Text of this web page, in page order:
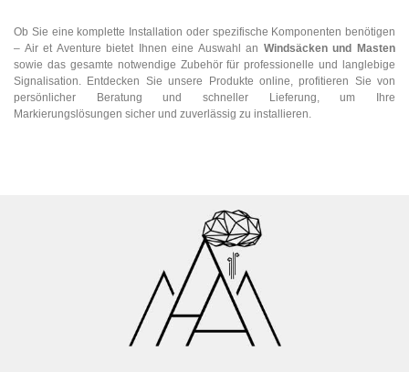
Ob Sie eine komplette Installation oder spezifische Komponenten benötigen
– Air et Aventure bietet Ihnen eine Auswahl an Windsäcken und Masten
sowie das gesamte notwendige Zubehör für professionelle und langlebige
Signalisation. Entdecken Sie unsere Produkte online, profitieren Sie von
persönlicher Beratung und schneller Lieferung, um Ihre
Markierungslösungen sicher und zuverlässig zu installieren.